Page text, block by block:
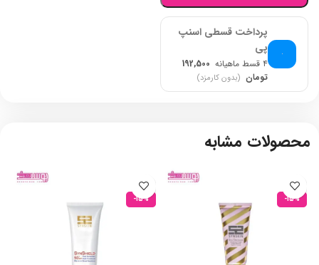
پرداخت قسطی اسنپ
پی
۴ قسط ماهیانه
192,500
تومان (بدون کارمزد)
محصولات مشابه
-15%
-15%